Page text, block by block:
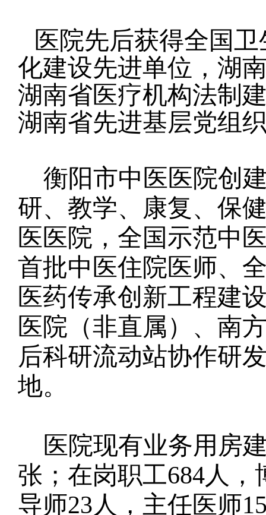
医院先后获得全国
化建设先进单位，湖
湖南省医疗机构法制
湖南省先进基层党组
衡阳市中医医院创
研、教学、康复、保
医医院，全国示范中
首批中医住院医师、
医药传承创新工程建
医院（非直属）、南
后科研流动站协作研
地。
医院现有业务用房
张；在岗职工684人
导师23人，主任医师